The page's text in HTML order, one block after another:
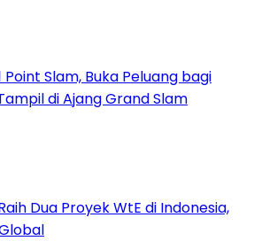
Point Slam, Buka Peluang bagi
di Ajang Grand Slam
Dua Proyek WtE di Indonesia,